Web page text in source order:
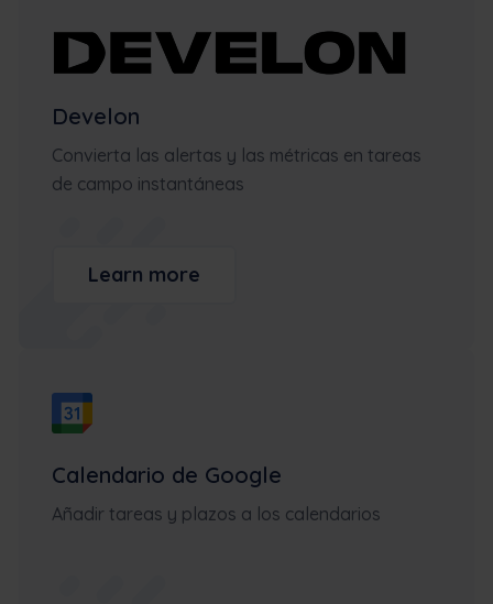
Develon
Convierta las alertas y las métricas en tareas
de campo instantáneas
Learn more
Calendario de Google
Añadir tareas y plazos a los calendarios